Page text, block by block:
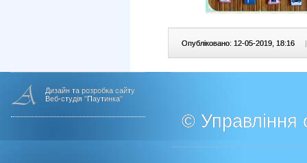
Опубліковано: 12-05-2019, 18:16 |
Дизайн та розробка сайту
Веб-студія "Паутинка"
© Управління